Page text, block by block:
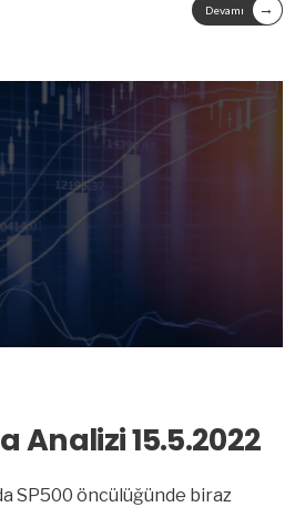
Devamı →
Analizi 15.5.2022
SP500 öncülüğünde biraz